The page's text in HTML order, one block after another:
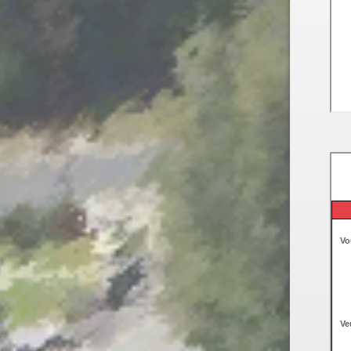
PERMIS DE CONSTRUIRE- DECLARATION PREALABLE
dorénavant en ligne
Depuis le 3 janvier 2022, vous pouvez profiter de la